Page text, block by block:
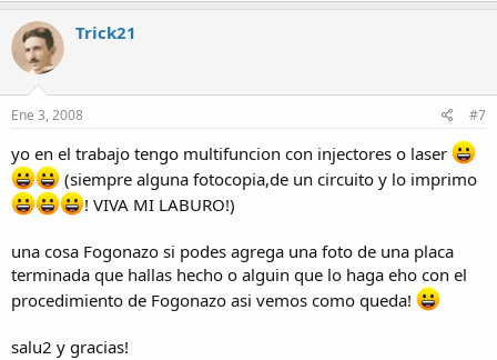
Trick21
Ene 3, 2008 #7
yo en el trabajo tengo multifuncion con injectores o laser
(siempre alguna fotocopia,de un circuito y lo imprimo
! VIVA MI LABURO!)
una cosa Fogonazo si podes agrega una foto de una placa
terminada que hallas hecho o alguin que lo haga eho con el
procedimiento de Fogonazo asi vemos como queda!
salu2 y gracias!